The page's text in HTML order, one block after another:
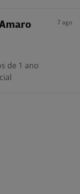
7 ago
de 1 ano